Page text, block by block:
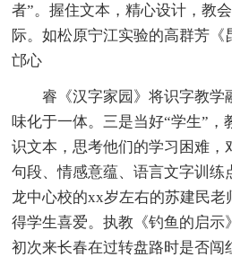
者”。握住文本，精心设计，教
际。如松原宁江实验的高群芳《
邙心
睿《汉字家园》将识字教学
味化于一体。三是当好“学生”，
识文本，思考他们的学习困难，
句段、情感意蕴、语言文字训练
龙中心校的xx岁左右的苏建民老
得学生喜爱。执教《钓鱼的启示
初次来长春在过转盘路时是否闯